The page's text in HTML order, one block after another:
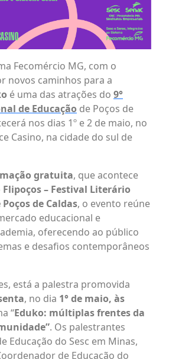
Fecomércio MG, com o
novos caminhos para a
é uma das atrações do 9°
de Educação de Poços de
nos dias 1º e 2 de maio, no
Casino, na cidade do sul de
gratuita, que acontece
Flipoços – Festival Literário
de Caldas, o evento reúne
educacional e
oferecendo ao público
e desafios contemporâneos
está a palestra promovida
, no dia 1° de maio, às
“Eduko: múltiplas frentes da
. Os palestrantes
Educação do Sesc em Minas,
de Educação do